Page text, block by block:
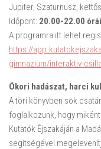
Jupiter, Szaturnusz,
Időpont: 20.00-22.00
A programra itt lehet
https://
gimnazium/interaktiv-
Ókori hadászat, harci
A töri könyvben sok
foglalkozunk, hogy
Kutatók Éjszakáján a
segítségével